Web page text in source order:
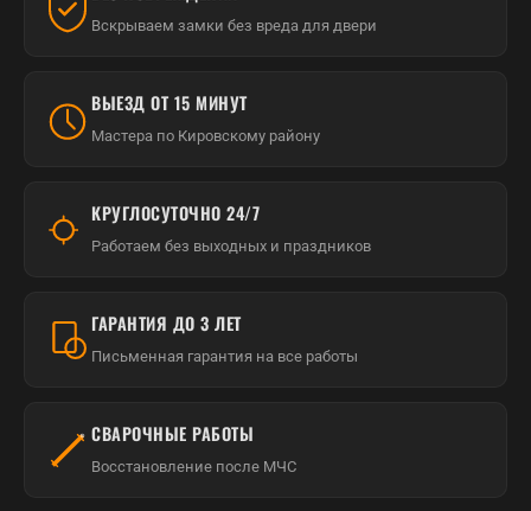
Вскрываем замки без вреда для двери
ВЫЕЗД ОТ 15 МИНУТ
Мастера по Кировскому району
КРУГЛОСУТОЧНО 24/7
Работаем без выходных и праздников
ГАРАНТИЯ ДО 3 ЛЕТ
Письменная гарантия на все работы
СВАРОЧНЫЕ РАБОТЫ
Восстановление после МЧС